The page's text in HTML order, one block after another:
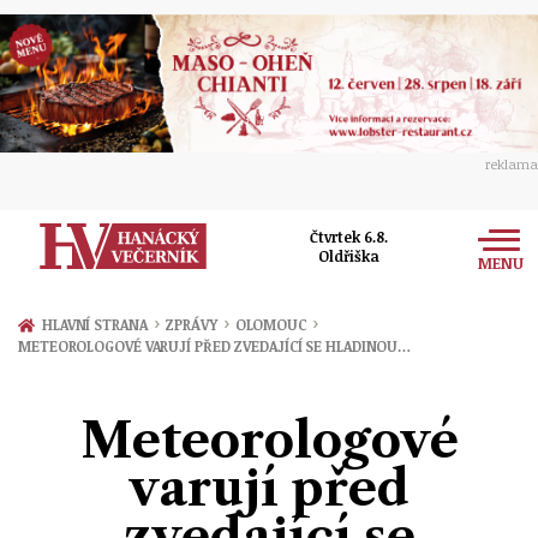
reklama
Čtvrtek 6.8.
Oldřiška
MENU
Zprávy
Prostějov
Politika
Ekonomika
Kultura
Společnost
HLAVNÍ STRANA › ZPRÁVY › OLOMOUC ›
METEOROLOGOVÉ VARUJÍ PŘED ZVEDAJÍCÍ SE HLADINOU…
Meteorologové
varují před